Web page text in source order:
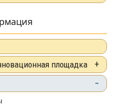
площадка